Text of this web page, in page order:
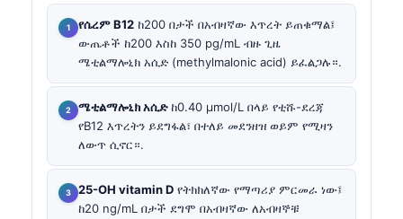
የሴረም B12 ከ200 በታች በአብዛኛው እጥረት ይጠቁማል፤
ውጤቶች ከ200 እስከ 350 pg/mL ብዙ ጊዜ
ሜቲልማሎኒክ አሲድ (methylmalonic acid) ይፈልጋሉ።.
ሜቲልማሎኒክ አሲድከ0.40 µmol/L በላይ የቲሹ-ደረጃ
የB12 እጥረትን ይደግፋል፣ በተለይ መደንዘዝ ወይም የሚዛን
ለውጥ ሲኖር።.
25-OH vitamin D የትክክለኛው የማጣሪያ ምርመራ ነው፤
ከ20 ng/mL በታች ደግሞ በአብዛኛው ለአብዛኞቹ